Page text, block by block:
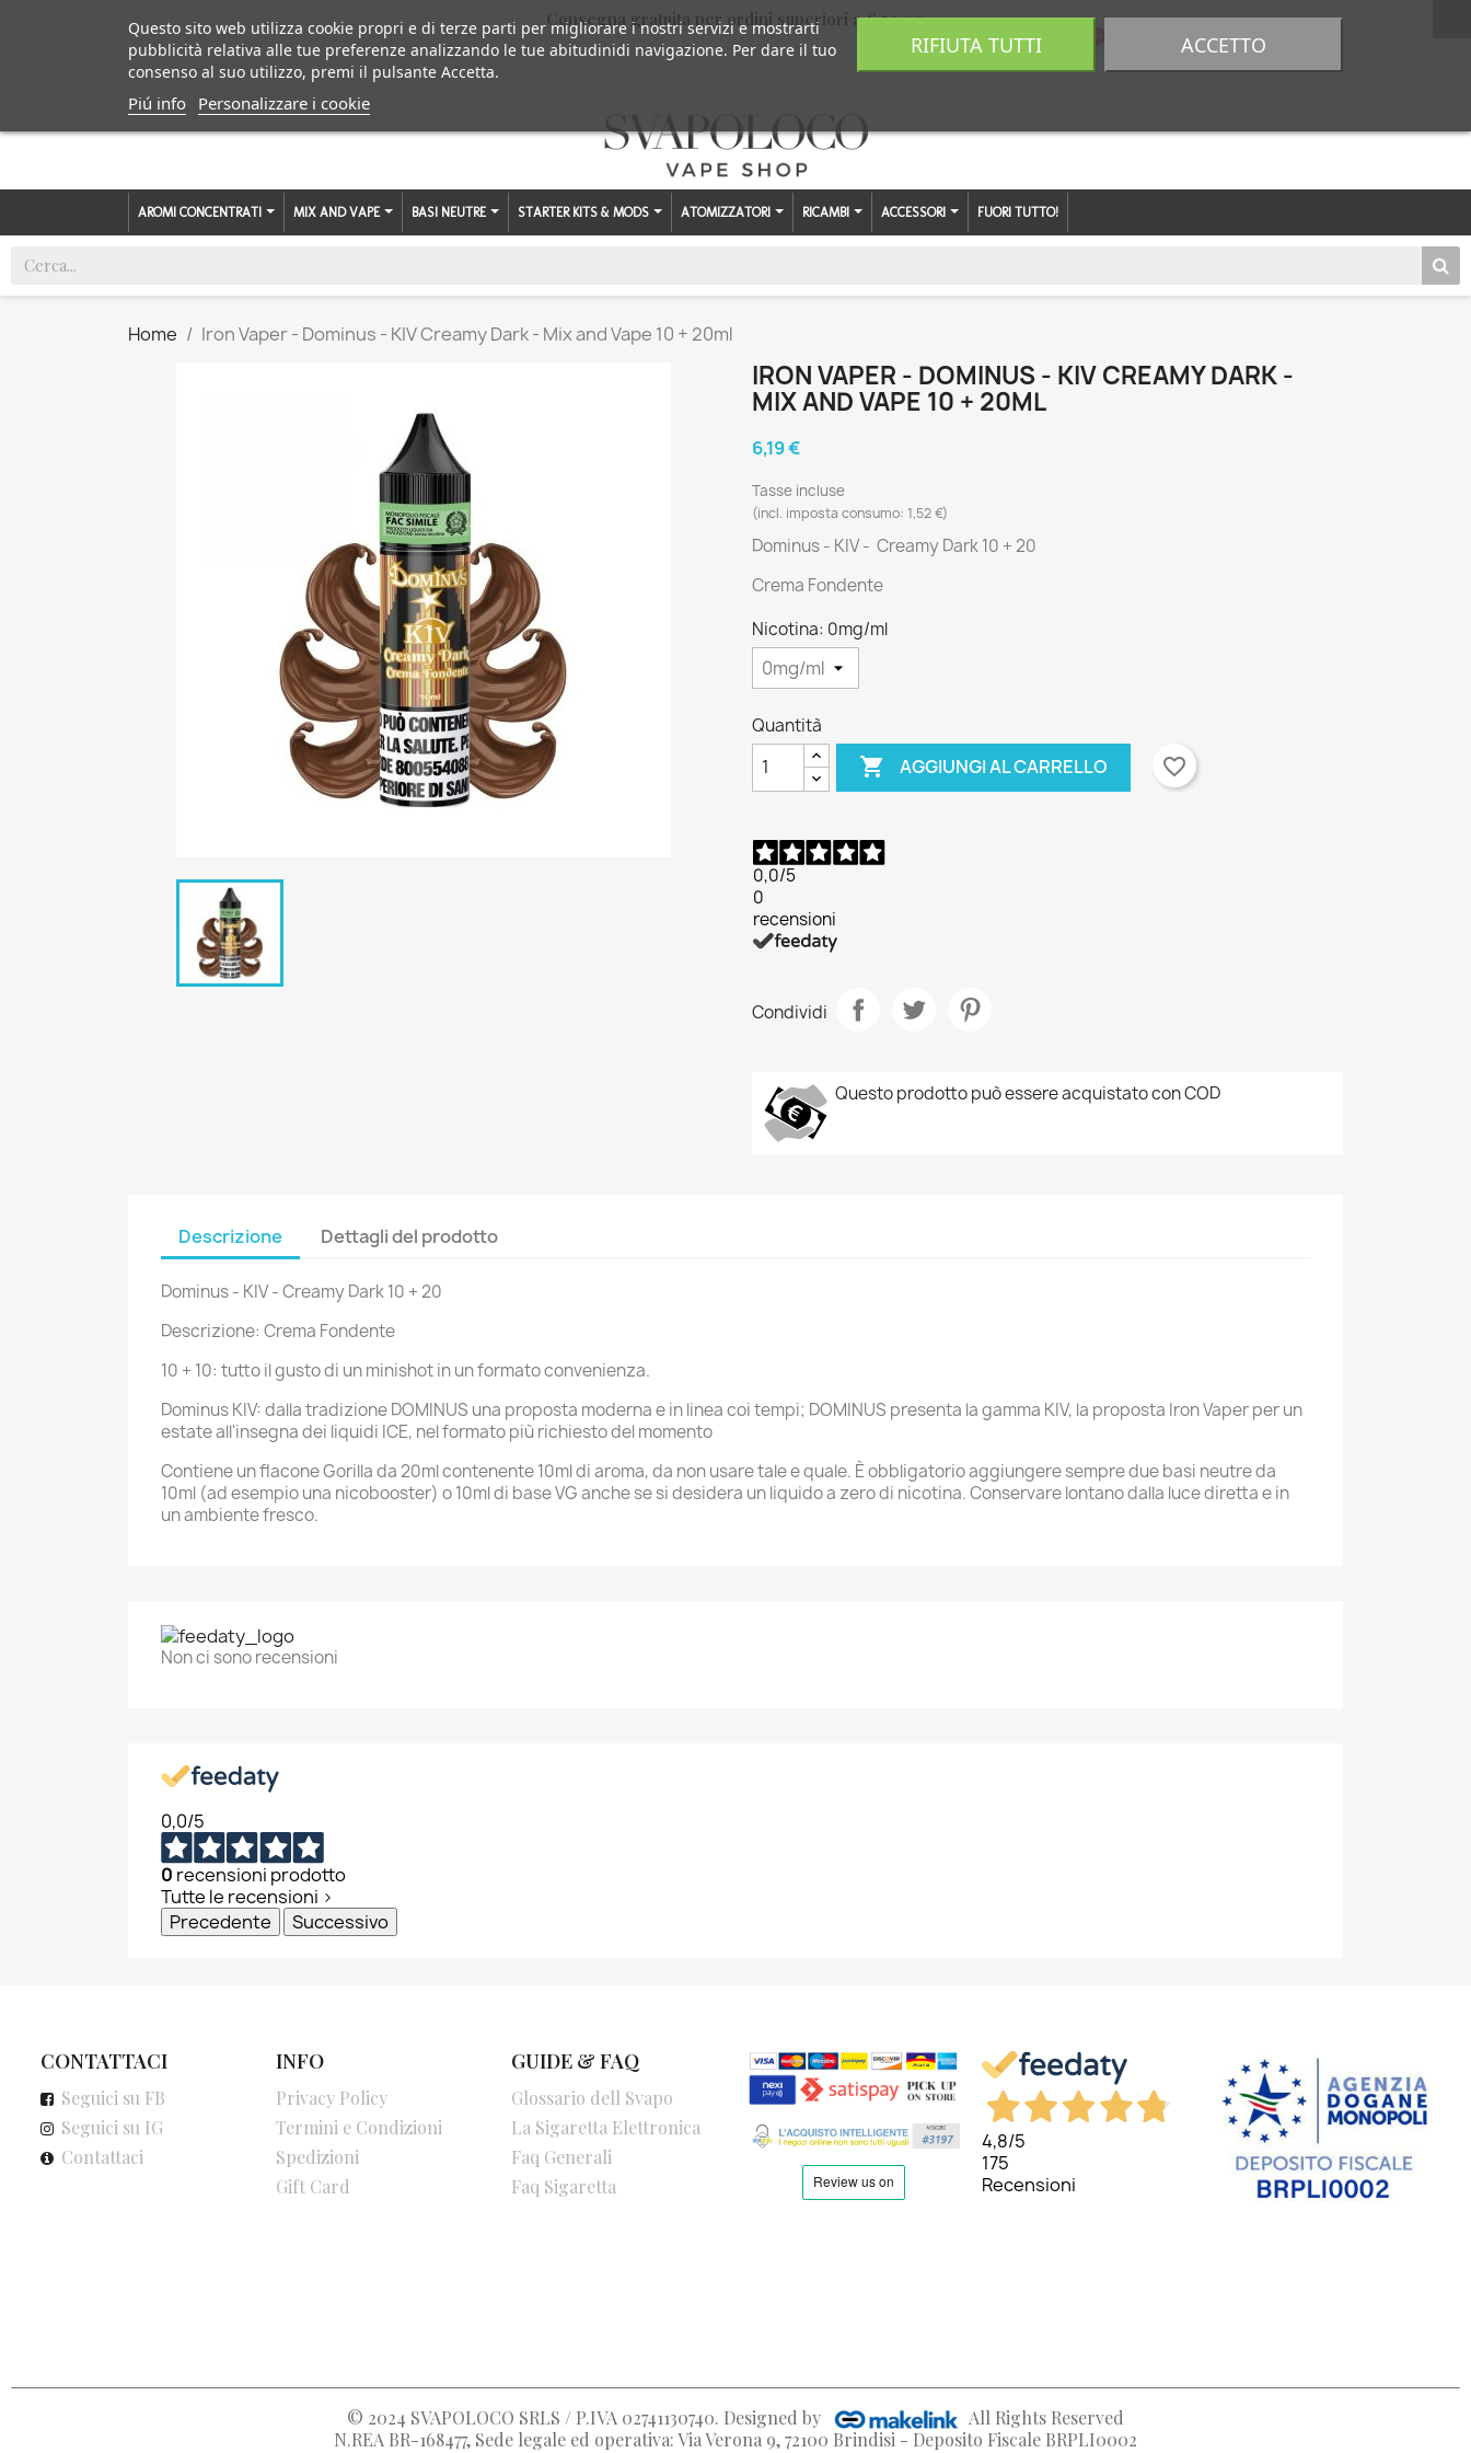
Consegna gratuita per ordini superiori a € 59,00
0,00 €
AROMI CONCENTRATI MIX AND VAPE BASI NEUTRE STARTER KITS & MODS ATOMIZZATORI RICAMBI ACCESSORI FUORI TUTTO!
Home Iron Vaper - Dominus - KIV Creamy Dark - Mix and Vape 10 + 20ml
IRON VAPER - DOMINUS - KIV CREAMY DARK -
MIX AND VAPE 10 + 20ML
6,19 €
Tasse incluse
(incl. imposta consumo: 1,52 €)
Dominus - KIV - Creamy Dark 10 + 20
Crema Fondente
Nicotina: 0mg/ml
Quantità
 AGGIUNGI AL CARRELLO favorite_border
0,0/5
0
recensioni
Condividi
Questo prodotto può essere acquistato con COD
Descrizione Dettagli del prodotto
Dominus - KIV - Creamy Dark 10 + 20
Descrizione: Crema Fondente
10 + 10: tutto il gusto di un minishot in un formato convenienza.
Dominus KIV: dalla tradizione DOMINUS una proposta moderna e in linea coi tempi; DOMINUS presenta la gamma KIV, la proposta Iron Vaper per un
estate all'insegna dei liquidi ICE, nel formato più richiesto del momento
Contiene un flacone Gorilla da 20ml contenente 10ml di aroma, da non usare tale e quale. È obbligatorio aggiungere sempre due basi neutre da
10ml (ad esempio una nicobooster) o 10ml di base VG anche se si desidera un liquido a zero di nicotina. Conservare lontano dalla luce diretta e in
un ambiente fresco.
Non ci sono recensioni
0,0/5
0 recensioni prodotto
Tutte le recensioni >
Precedente
Successivo
CONTATTACI
Seguici su FB
Seguici su IG
Contattaci
INFO
Privacy Policy
Termini e Condizioni
Spedizioni
Gift Card
GUIDE & FAQ
Glossario dell Svapo
La Sigaretta Elettronica
Faq Generali
Faq Sigaretta
4,8/5
175
Recensioni
© 2024 SVAPOLOCO SRLS / P.IVA 02741130740. Designed by
All Rights Reserved
N.REA BR-168477, Sede legale ed operativa: Via Verona 9, 72100 Brindisi - Deposito Fiscale BRPLI0002
Questo sito web utilizza cookie propri e di terze parti per migliorare i nostri servizi e mostrarti
pubblicità relativa alle tue preferenze analizzando le tue abitudinidi navigazione. Per dare il tuo
consenso al suo utilizzo, premi il pulsante Accetta.
Piú info Personalizzare i cookie
RIFIUTA TUTTI ACCETTO